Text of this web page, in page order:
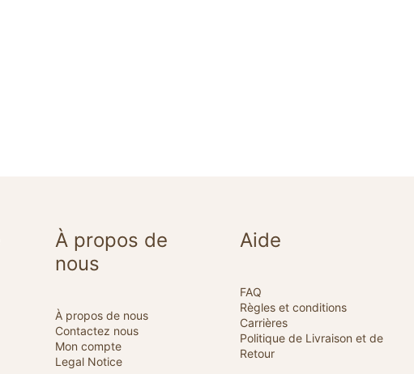
À propos de
nous
À propos de nous
Contactez nous
Mon compte
Legal Notice
Aide
FAQ
Règles et conditions
Carrières
Politique de Livraison et de
Retour